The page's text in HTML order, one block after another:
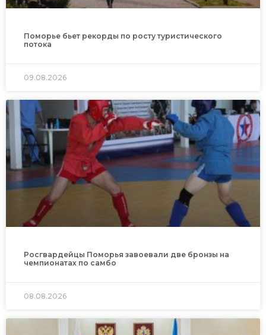
Поморье бьет рекорды по росту туристического
потока
09.08.2026
Росгвардейцы Поморья завоевали две бронзы на
чемпионатах по самбо
08.08.2026